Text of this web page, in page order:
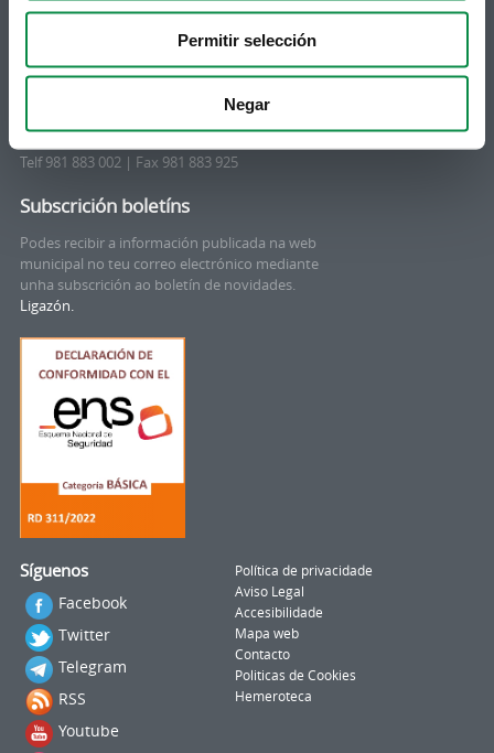
Permitir selección
Negar
© Concello de Ames
Telf 981 883 002 | Fax 981 883 925
Subscrición boletíns
Podes recibir a información publicada na web
municipal no teu correo electrónico mediante
unha subscrición ao boletín de novidades.
Ligazón.
Síguenos
Facebook
Twitter
Telegram
RSS
Youtube
Política de privacidade
Aviso Legal
Accesibilidade
Mapa web
Contacto
Politicas de Cookies
Hemeroteca